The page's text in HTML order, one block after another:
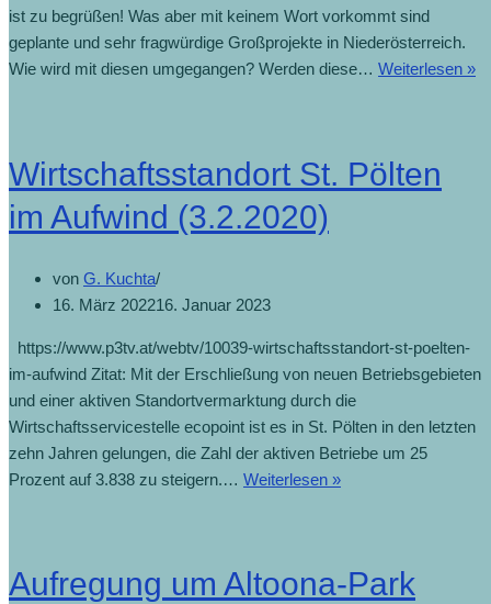
ist zu begrüßen! Was aber mit keinem Wort vorkommt sind
geplante und sehr fragwürdige Großprojekte in Niederösterreich.
Wie wird mit diesen umgegangen? Werden diese… Weiterlesen »
Wirtschaftsstandort St. Pölten
im Aufwind (3.2.2020)
von G. Kuchta
16. März 202216. Januar 2023
https://www.p3tv.at/webtv/10039-wirtschaftsstandort-st-poelten-
im-aufwind Zitat: Mit der Erschließung von neuen Betriebsgebieten
und einer aktiven Standortvermarktung durch die
Wirtschaftsservicestelle ecopoint ist es in St. Pölten in den letzten
zehn Jahren gelungen, die Zahl der aktiven Betriebe um 25
Prozent auf 3.838 zu steigern.… Weiterlesen »
Aufregung um Altoona-Park